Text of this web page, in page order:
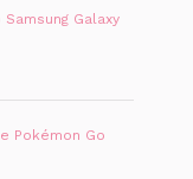
Galaxy
Pokémon Go